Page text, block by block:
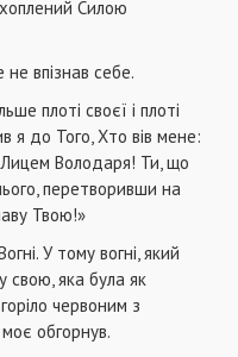
Силою
впізнав себе.
плоті своєї і плоті
я до Того, Хто вів мене:
Володаря! Ти, що
перетворивши на
Твою!»
У тому вогні, який
свою, яка була як
червоним з
обгорнув.